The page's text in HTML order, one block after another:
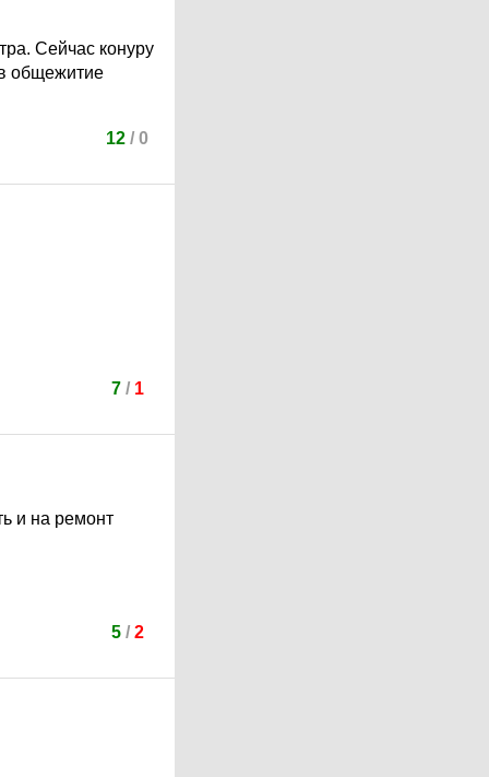
Сейчас конуру
общежитие
12 / 0
7/ 1
и на ремонт
5/ 2